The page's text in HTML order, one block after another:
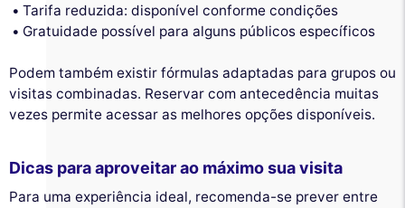
Tarifa reduzida: disponível conforme condições
Gratuidade possível para alguns públicos específicos
Podem também existir fórmulas adaptadas para grupos ou
visitas combinadas. Reservar com antecedência muitas
vezes permite acessar as melhores opções disponíveis.
Dicas para aproveitar ao máximo sua visita
Para uma experiência ideal, recomenda-se prever entre